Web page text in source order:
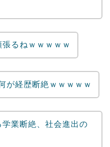
るねｗｗｗｗｗ
が経歴断絶ｗｗｗｗｗ
業断絶、社会進出の